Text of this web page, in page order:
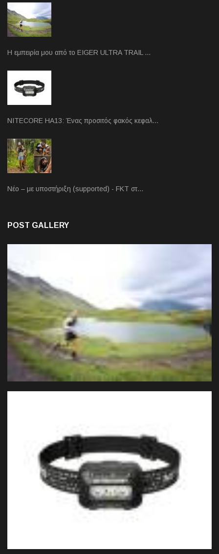
Η εμπειρία μου από το EIGER ULTRA TRAIL …
NITECORE HA13: Ένας προσιτός φακός κεφαλ…
Νέο – με υποστήριξη (supported) - FKT στ…
POST GALLERY